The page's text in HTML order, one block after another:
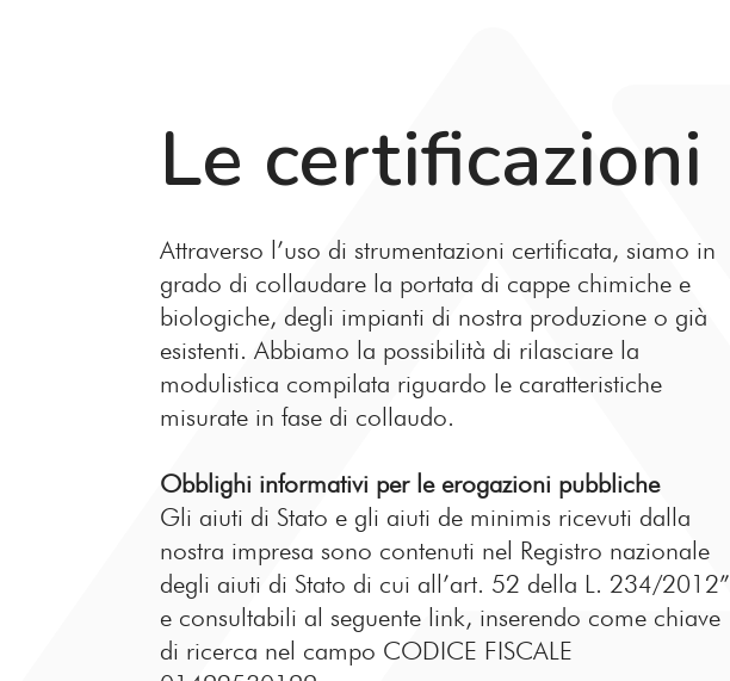
Le certificazioni
Attraverso l’uso di strumentazioni certificata, siamo in
grado di collaudare la portata di cappe chimiche e
biologiche, degli impianti di nostra produzione o già
esistenti. Abbiamo la possibilità di rilasciare la
modulistica compilata riguardo le caratteristiche
misurate in fase di collaudo.
Obblighi informativi per le erogazioni pubbliche
Gli aiuti di Stato e gli aiuti de minimis ricevuti dalla
nostra impresa sono contenuti nel Registro nazionale
degli aiuti di Stato di cui all’art. 52 della L. 234/2012”
e consultabili al seguente link, inserendo come chiave
di ricerca nel campo CODICE FISCALE